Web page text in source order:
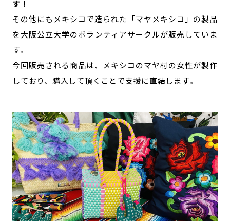
す！
その他にもメキシコで造られた「マヤメキシコ」の製品
を大阪公立大学のボランティアサークルが販売していま
す。
今回販売される商品は、メキシコのマヤ村の女性が製作
しており、購入して頂くことで支援に直結します。